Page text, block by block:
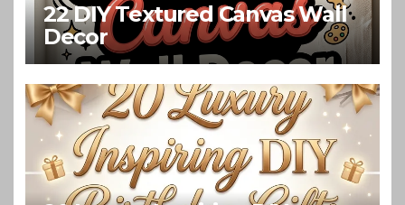
22 DIY Textured Canvas Wall
Decor